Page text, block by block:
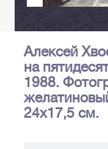
Алексей
на
1988.
24x17,5 см.